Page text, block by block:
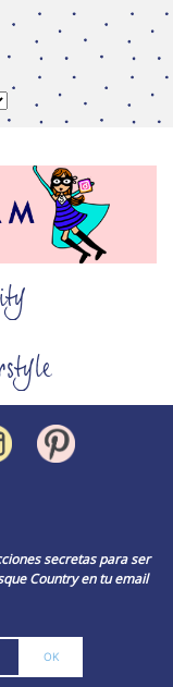
secretas para ser
Country en tu email